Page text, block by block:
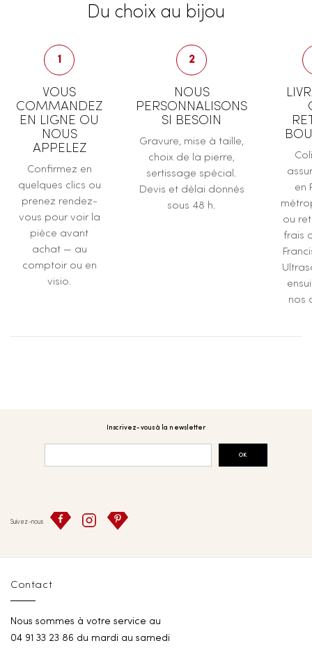
Du choix au bijou
1
VOUS
COMMANDEZ
EN LIGNE OU
NOUS
APPELEZ
Confirmez en
quelques clics ou
prenez rendez-
vous pour voir la
pièce avant
achat — au
comptoir ou en
visio.
2
NOUS
PERSONNALISONS
SI BESOIN
Gravure, mise à taille,
choix de la pierre,
sertissage spécial.
Devis et délai donnés
sous 48 h.
en
ou
frais
nos
Inscrivez-vous à la newsletter
OK
Suivez-nous
Contact
Nous sommes à votre service au
04 91 33 23 86 du mardi au samedi